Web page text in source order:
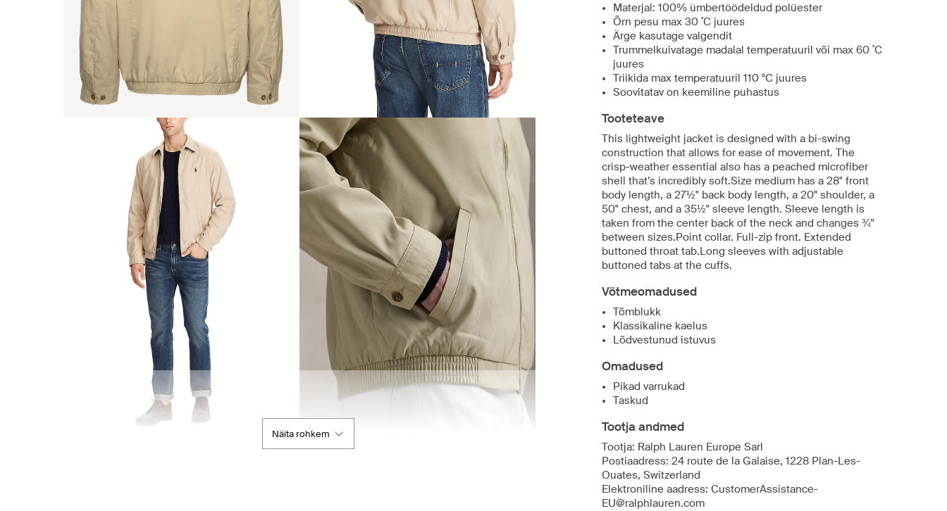
Näita rohkem
Materjal: 100% ümbertöödeldud polüester
Õrn pesu max 30 ˚C juures
Ärge kasutage valgendit
Trummelkuivatage madalal temperatuuril või max 60 ˚C
juures
Triikida max temperatuuril 110 °C juures
Soovitatav on keemiline puhastus
Tooteteave
This lightweight jacket is designed with a bi-swing
construction that allows for ease of movement. The
crisp-weather essential also has a peached microfiber
shell that’s incredibly soft.Size medium has a 28" front
body length, a 27½" back body length, a 20" shoulder, a
50" chest, and a 35½" sleeve length. Sleeve length is
taken from the center back of the neck and changes ¾"
between sizes.Point collar. Full-zip front. Extended
buttoned throat tab.Long sleeves with adjustable
buttoned tabs at the cuffs.
Võtmeomadused
Tõmblukk
Klassikaline kaelus
Lõdvestunud istuvus
Omadused
Pikad varrukad
Taskud
Tootja andmed
Tootja: Ralph Lauren Europe Sarl
Postiaadress: 24 route de la Galaise, 1228 Plan-Les-
Ouates, Switzerland
Elektroniline aadress: CustomerAssistance-
EU@ralphlauren.com